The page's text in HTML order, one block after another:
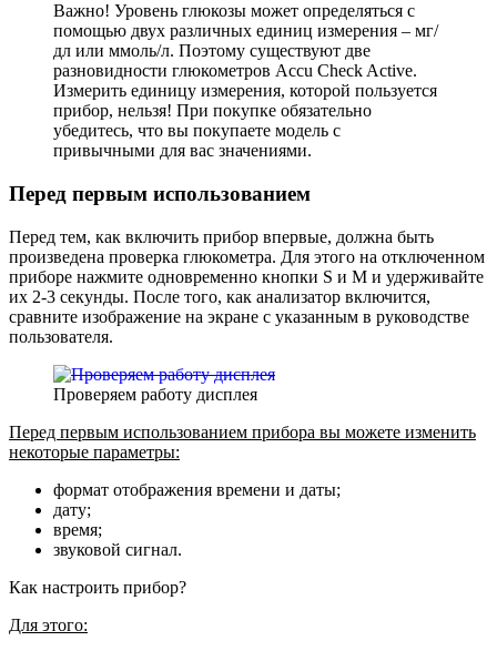
Важно! Уровень глюкозы может определяться с
помощью двух различных единиц измерения – мг/
дл или ммоль/л. Поэтому существуют две
разновидности глюкометров Accu Check Active.
Измерить единицу измерения, которой пользуется
прибор, нельзя! При покупке обязательно
убедитесь, что вы покупаете модель с
привычными для вас значениями.
Перед первым использованием
Перед тем, как включить прибор впервые, должна быть
произведена проверка глюкометра. Для этого на отключенном
приборе нажмите одновременно кнопки S и M и удерживайте
их 2-3 секунды. После того, как анализатор включится,
сравните изображение на экране с указанным в руководстве
пользователя.
Проверяем работу дисплея
Перед первым использованием прибора вы можете изменить
некоторые параметры:
формат отображения времени и даты;
дату;
время;
звуковой сигнал.
Как настроить прибор?
Для этого: